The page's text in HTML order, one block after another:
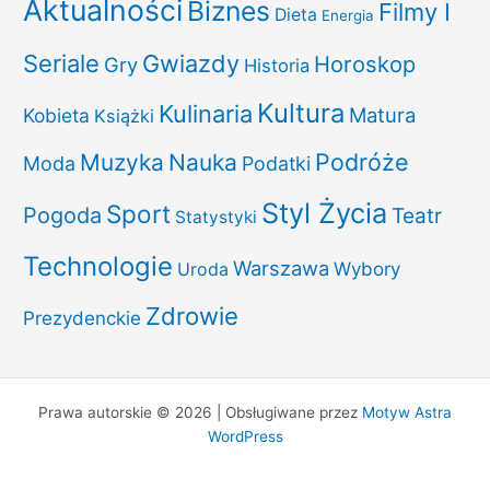
Aktualności Biznes Dieta Energia Filmy I
Seriale Gry Gwiazdy Historia Horoskop
Kobieta Książki Kulinaria Kultura Matura
Moda Muzyka Nauka Podatki Podróże
Pogoda Sport Statystyki Styl Życia Teatr
Technologie Uroda Warszawa Wybory
Prezydenckie Zdrowie
Prawa autorskie © 2026 | Obsługiwane przez Motyw Astra
WordPress